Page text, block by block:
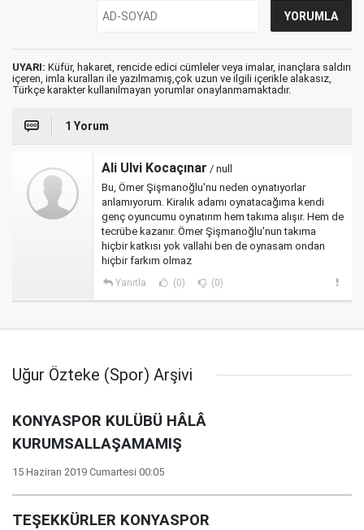
UYARI: Küfür, hakaret, rencide edici cümleler veya imalar, inançlara saldırı
içeren, imla kuralları ile yazılmamış,çok uzun ve ilgili içerikle alakasız,
Türkçe karakter kullanılmayan yorumlar onaylanmamaktadır.
1 Yorum
Ali Ulvi Kocaçınar / null
Bu, Ömer Şişmanoğlu'nu neden oynatıyorlar
anlamıyorum. Kiralık adamı oynatacağıma kendi
genç oyuncumu oynatırım hem takıma alışır. Hem de
tecrübe kazanır. Ömer Şişmanoğlu'nun takıma
hiçbir katkısı yok vallahi ben de oynasam ondan
hiçbir farkım olmaz
Yanıtla (0) (0)
Uğur Özteke (Spor) Arşivi
KONYASPOR KULÜBÜ HÂLÂ
KURUMSALLAŞAMAMIŞ
15 Haziran 2019 Cumartesi 00:05
TEŞEKKÜRLER KONYASPOR